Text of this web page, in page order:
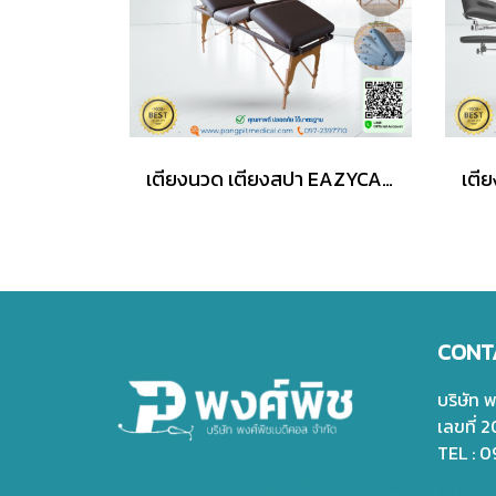
เตียงนวด เตียงสปา EAZYCARE Massage Bed รุ่น Luxury
บริษัท
เลขที่
TEL :